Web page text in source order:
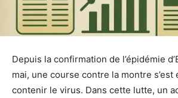
Depuis la confirmation de l’épidémie
mai, une course contre la montre s’est
contenir le virus. Dans cette lutte, un